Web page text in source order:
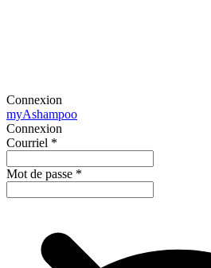
Connexion
myAshampoo
Connexion
Courriel *
Mot de passe *